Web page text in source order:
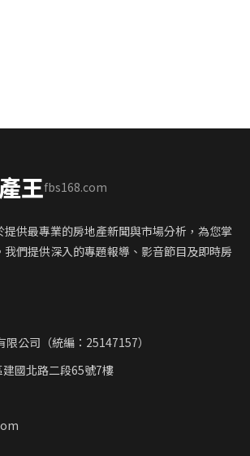
王fbs168.com
提供最專業的房地產新聞與市場分析，為您掌
們提供深入的專題報導、影音節目及即時房
公司（統編：25147157）
國北路二段65號7樓